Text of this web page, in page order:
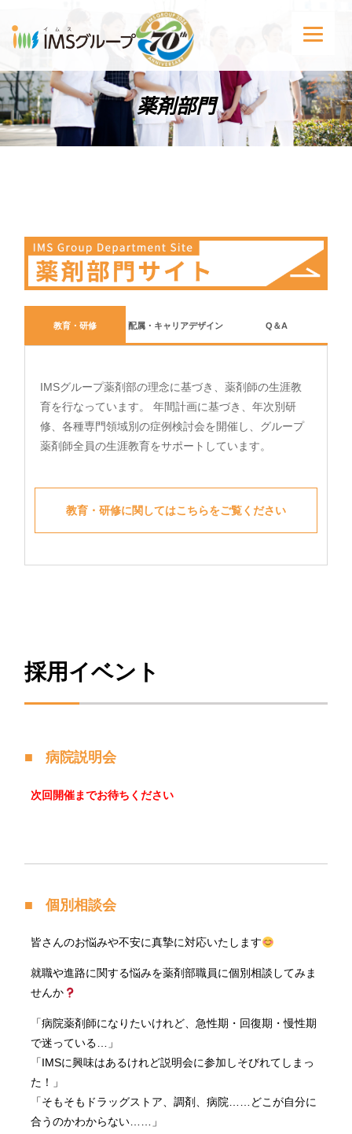
薬剤部門
教育・研修 配属・キャリアデザイン Q＆A
IMSグループ薬剤部の理念に基づき、薬剤師の⽣涯教
育を⾏なっています。 年間計画に基づき、年次別研
修、各種専⾨領域別の症例検討会を開催し、グループ
薬剤師全員の⽣涯教育をサポートしています。
教育・研修に関してはこちらをご覧ください
採用イベント
病院説明会
次回開催までお待ちください
個別相談会
皆さんのお悩みや不安に真摯に対応いたします
就職や進路に関する悩みを薬剤部職員に個別相談してみま
せんか
「病院薬剤師になりたいけれど、急性期・回復期・慢性期
で迷っている…」
「IMSに興味はあるけれど説明会に参加しそびれてしまっ
た！」
「そもそもドラッグストア、調剤、病院……どこが自分に
合うのかわからない……」